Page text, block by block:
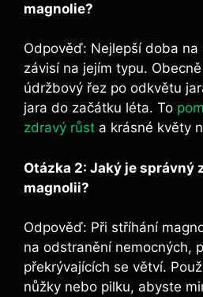
magnolie?
Odpověď: Nejlepší ⁤doba na
závisí na jejím typu.⁢
‍údržbový řez po odkvětu
jara​ do začátku léta. To‍
zdravý růst a krásné květy
Otázka​ 2: Jaký je správný
magnolii?
Odpověď: Při ⁢stříhání
na ⁣odstranění nemocných,‍
⁣překrývajících se větví.
nůžky nebo pilku, abyste